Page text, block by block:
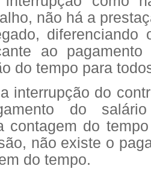
não há a
diferenciando
ao
do tempo para
interrupção do
do
contagem do
não existe o
do tempo.